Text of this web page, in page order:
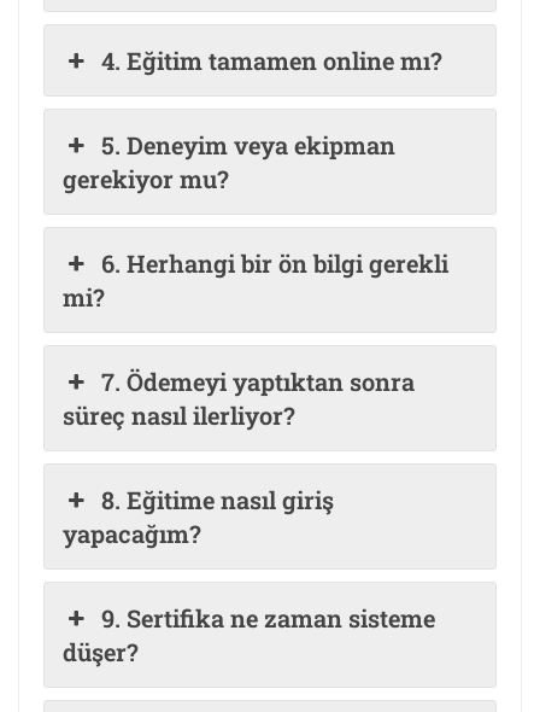
4. Eğitim tamamen online mı?
5. Deneyim veya ekipman
gerekiyor mu?
6. Herhangi bir ön bilgi gerekli
mi?
7. Ödemeyi yaptıktan sonra
süreç nasıl ilerliyor?
8. Eğitime nasıl giriş
yapacağım?
9. Sertifika ne zaman sisteme
düşer?